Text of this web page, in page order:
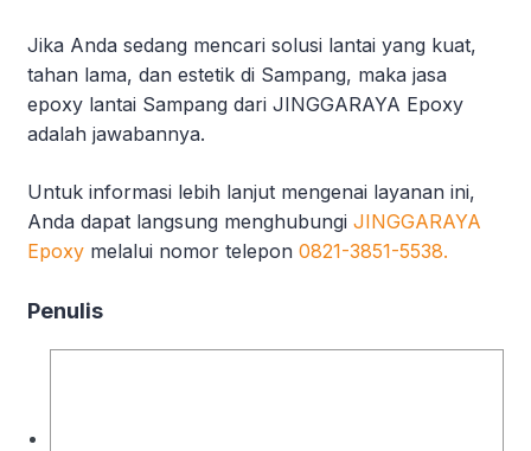
Jika Anda sedang mencari solusi lantai yang kuat,
tahan lama, dan estetik di Sampang, maka jasa
epoxy lantai Sampang dari JINGGARAYA Epoxy
adalah jawabannya.
Untuk informasi lebih lanjut mengenai layanan ini,
Anda dapat langsung menghubungi JINGGARAYA
Epoxy melalui nomor telepon 0821-3851-5538.
Penulis